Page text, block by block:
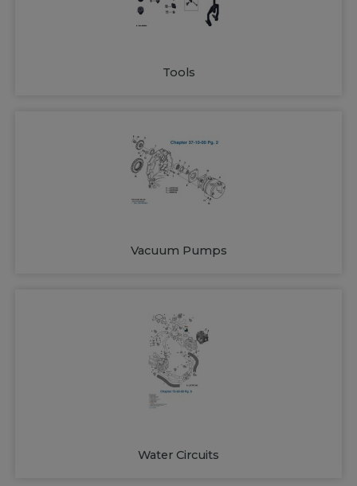
Tools
Vacuum Pumps
Water Circuits